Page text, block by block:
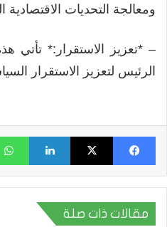
ومعالجة التحديات
– *تعزيز الاستقرار:* تأتي
الرئيس لتعزيز الاستقرار
فيسبوك X
مقالات ذات صلة